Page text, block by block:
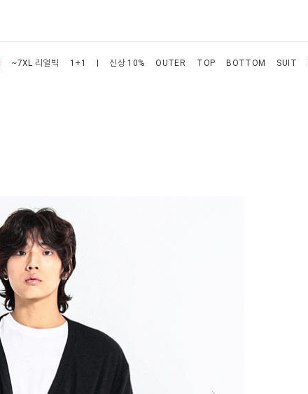
~7XL 리얼빅 1+1 신상 10% OUTER TOP BOTTOM SUIT